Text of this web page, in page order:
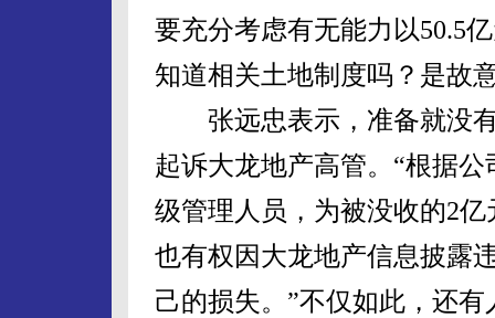
要充分考虑有无能力以50.5
知道相关土地制度吗？是故
张远忠表示，准备就没有
起诉大龙地产高管。“根据
级管理人员，为被没收的2
也有权因大龙地产信息披露
己的损失。”不仅如此，还